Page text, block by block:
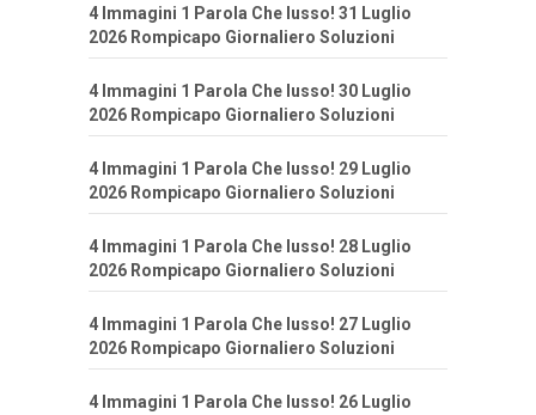
4 Immagini 1 Parola Che lusso! 31 Luglio
2026 Rompicapo Giornaliero Soluzioni
4 Immagini 1 Parola Che lusso! 30 Luglio
2026 Rompicapo Giornaliero Soluzioni
4 Immagini 1 Parola Che lusso! 29 Luglio
2026 Rompicapo Giornaliero Soluzioni
4 Immagini 1 Parola Che lusso! 28 Luglio
2026 Rompicapo Giornaliero Soluzioni
4 Immagini 1 Parola Che lusso! 27 Luglio
2026 Rompicapo Giornaliero Soluzioni
4 Immagini 1 Parola Che lusso! 26 Luglio